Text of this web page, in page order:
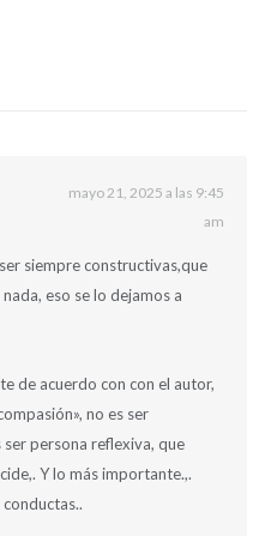
mayo 21, 2025 a las 9:45
am
siempre constructivas,que
eso se lo dejamos a
de acuerdo con con el autor,
no es ser
persona reflexiva, que
Y lo más importante.,.